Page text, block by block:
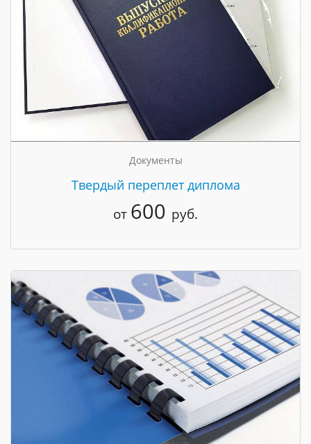
Документы
Твердый переплет диплома
от 600 руб.